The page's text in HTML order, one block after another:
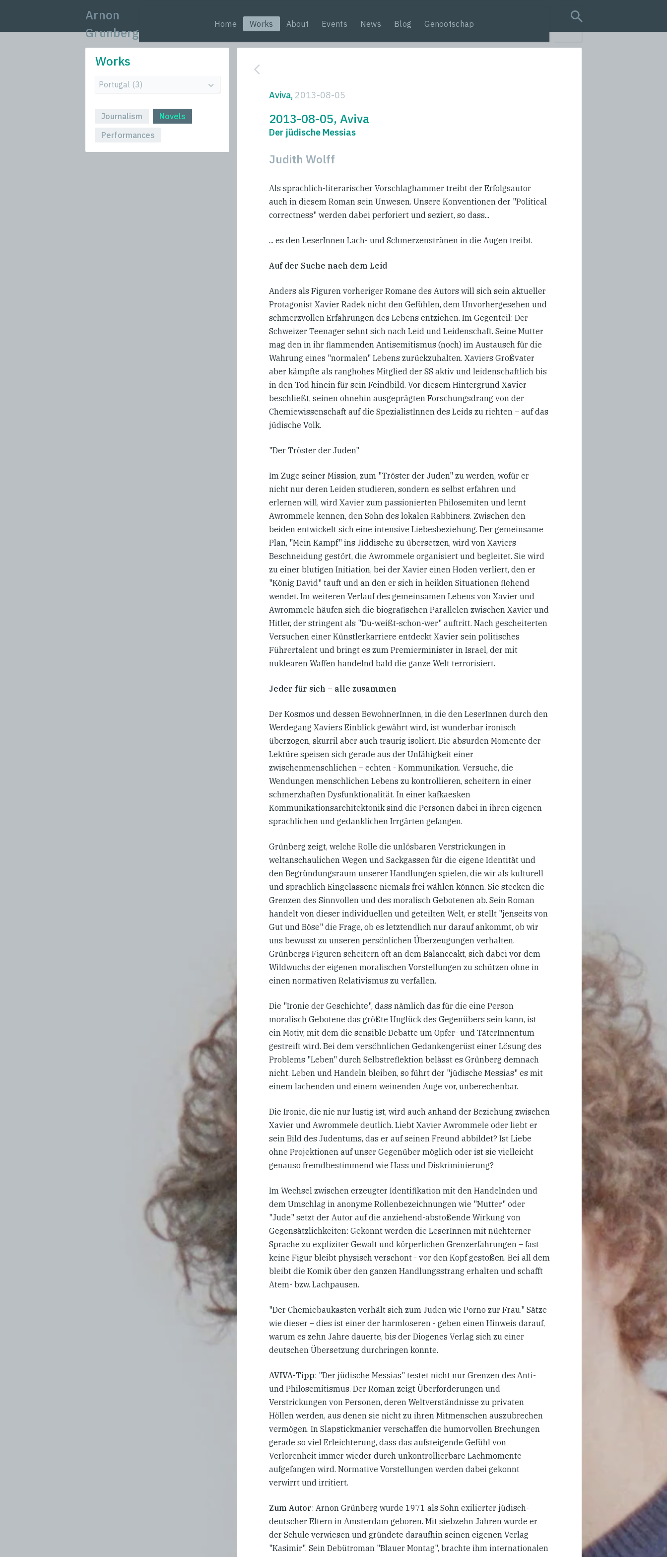
Arnon
Grunberg
Home Works About Events News Blog Genootschap
search query
Works
Journalism
Novels
Performances
Aviva, 2013-08-05
2013-08-05, Aviva
Der jüdische Messias
Judith Wolff
Als sprachlich-literarischer Vorschlaghammer treibt der Erfolgsautor
auch in diesem Roman sein Unwesen. Unsere Konventionen der "Political
correctness" werden dabei perforiert und seziert, so dass...
... es den LeserInnen Lach- und Schmerzenstränen in die Augen treibt.
Auf der Suche nach dem Leid
Anders als Figuren vorheriger Romane des Autors will sich sein aktueller
Protagonist Xavier Radek nicht den Gefühlen, dem Unvorhergesehen und
schmerzvollen Erfahrungen des Lebens entziehen. Im Gegenteil: Der
Schweizer Teenager sehnt sich nach Leid und Leidenschaft. Seine Mutter
mag den in ihr flammenden Antisemitismus (noch) im Austausch für die
Wahrung eines "normalen" Lebens zurückzuhalten. Xaviers Großvater
aber kämpfte als ranghohes Mitglied der SS aktiv und leidenschaftlich bis
in den Tod hinein für sein Feindbild. Vor diesem Hintergrund Xavier
beschließt, seinen ohnehin ausgeprägten Forschungsdrang von der
Chemiewissenschaft auf die SpezialistInnen des Leids zu richten – auf das
jüdische Volk.
"Der Tröster der Juden"
Im Zuge seiner Mission, zum "Tröster der Juden" zu werden, wofür er
nicht nur deren Leiden studieren, sondern es selbst erfahren und
erlernen will, wird Xavier zum passionierten Philosemiten und lernt
Awrommele kennen, den Sohn des lokalen Rabbiners. Zwischen den
beiden entwickelt sich eine intensive Liebesbeziehung. Der gemeinsame
Plan, "Mein Kampf" ins Jiddische zu übersetzen, wird von Xaviers
Beschneidung gestört, die Awrommele organisiert und begleitet. Sie wird
zu einer blutigen Initiation, bei der Xavier einen Hoden verliert, den er
"König David" tauft und an den er sich in heiklen Situationen flehend
wendet. Im weiteren Verlauf des gemeinsamen Lebens von Xavier und
Awrommele häufen sich die biografischen Parallelen zwischen Xavier und
Hitler, der stringent als "Du-weißt-schon-wer" auftritt. Nach gescheiterten
Versuchen einer Künstlerkarriere entdeckt Xavier sein politisches
Führertalent und bringt es zum Premierminister in Israel, der mit
nuklearen Waffen handelnd bald die ganze Welt terrorisiert.
Jeder für sich – alle zusammen
Der Kosmos und dessen BewohnerInnen, in die den LeserInnen durch den
Werdegang Xaviers Einblick gewährt wird, ist wunderbar ironisch
überzogen, skurril aber auch traurig isoliert. Die absurden Momente der
Lektüre speisen sich gerade aus der Unfähigkeit einer
zwischenmenschlichen – echten - Kommunikation. Versuche, die
Wendungen menschlichen Lebens zu kontrollieren, scheitern in einer
schmerzhaften Dysfunktionalität. In einer kafkaesken
Kommunikationsarchitektonik sind die Personen dabei in ihren eigenen
sprachlichen und gedanklichen Irrgärten gefangen.
Grünberg zeigt, welche Rolle die unlösbaren Verstrickungen in
weltanschaulichen Wegen und Sackgassen für die eigene Identität und
den Begründungsraum unserer Handlungen spielen, die wir als kulturell
und sprachlich Eingelassene niemals frei wählen können. Sie stecken die
Grenzen des Sinnvollen und des moralisch Gebotenen ab. Sein Roman
handelt von dieser individuellen und geteilten Welt, er stellt "jenseits von
Gut und Böse" die Frage, ob es letztendlich nur darauf ankommt, ob wir
uns bewusst zu unseren persönlichen Überzeugungen verhalten.
Grünbergs Figuren scheitern oft an dem Balanceakt, sich dabei vor dem
Wildwuchs der eigenen moralischen Vorstellungen zu schützen ohne in
einen normativen Relativismus zu verfallen.
Die "Ironie der Geschichte", dass nämlich das für die eine Person
moralisch Gebotene das größte Unglück des Gegenübers sein kann, ist
ein Motiv, mit dem die sensible Debatte um Opfer- und TäterInnentum
gestreift wird. Bei dem versöhnlichen Gedankengerüst einer Lösung des
Problems "Leben" durch Selbstreflektion belässt es Grünberg demnach
nicht. Leben und Handeln bleiben, so führt der "jüdische Messias" es mit
einem lachenden und einem weinenden Auge vor, unberechenbar.
Die Ironie, die nie nur lustig ist, wird auch anhand der Beziehung zwischen
Xavier und Awrommele deutlich. Liebt Xavier Awrommele oder liebt er
sein Bild des Judentums, das er auf seinen Freund abbildet? Ist Liebe
ohne Projektionen auf unser Gegenüber möglich oder ist sie vielleicht
genauso fremdbestimmend wie Hass und Diskriminierung?
Im Wechsel zwischen erzeugter Identifikation mit den Handelnden und
dem Umschlag in anonyme Rollenbezeichnungen wie "Mutter" oder
"Jude" setzt der Autor auf die anziehend-abstoßende Wirkung von
Gegensätzlichkeiten: Gekonnt werden die LeserInnen mit nüchterner
Sprache zu expliziter Gewalt und körperlichen Grenzerfahrungen – fast
keine Figur bleibt physisch verschont - vor den Kopf gestoßen. Bei all dem
bleibt die Komik über den ganzen Handlungsstrang erhalten und schafft
Atem- bzw. Lachpausen.
"Der Chemiebaukasten verhält sich zum Juden wie Porno zur Frau." Sätze
wie dieser – dies ist einer der harmloseren - geben einen Hinweis darauf,
warum es zehn Jahre dauerte, bis der Diogenes Verlag sich zu einer
deutschen Übersetzung durchringen konnte.
AVIVA-Tipp: "Der jüdische Messias" testet nicht nur Grenzen des Anti-
und Philosemitismus. Der Roman zeigt Überforderungen und
Verstrickungen von Personen, deren Weltverständnisse zu privaten
Höllen werden, aus denen sie nicht zu ihren Mitmenschen auszubrechen
vermögen. In Slapstickmanier verschaffen die humorvollen Brechungen
gerade so viel Erleichterung, dass das aufsteigende Gefühl von
Verlorenheit immer wieder durch unkontrollierbare Lachmomente
aufgefangen wird. Normative Vorstellungen werden dabei gekonnt
verwirrt und irritiert.
Zum Autor: Arnon Grünberg wurde 1971 als Sohn exilierter jüdisch-
deutscher Eltern in Amsterdam geboren. Mit siebzehn Jahren wurde er
der Schule verwiesen und gründete daraufhin seinen eigenen Verlag
"Kasimir". Sein Debütroman "Blauer Montag", brachte ihm internationalen